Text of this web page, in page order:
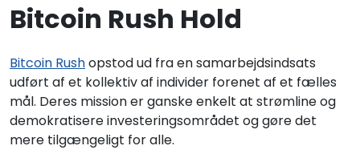
Bitcoin Rush Hold
Bitcoin Rushopstod ud fra en samarbejdsindsats
udført af et kollektiv af individer forenet af et fælles
mål. Deres mission er ganske enkelt at strømline og
demokratisere investeringsområdet og gøre det
mere tilgængeligt for alle.